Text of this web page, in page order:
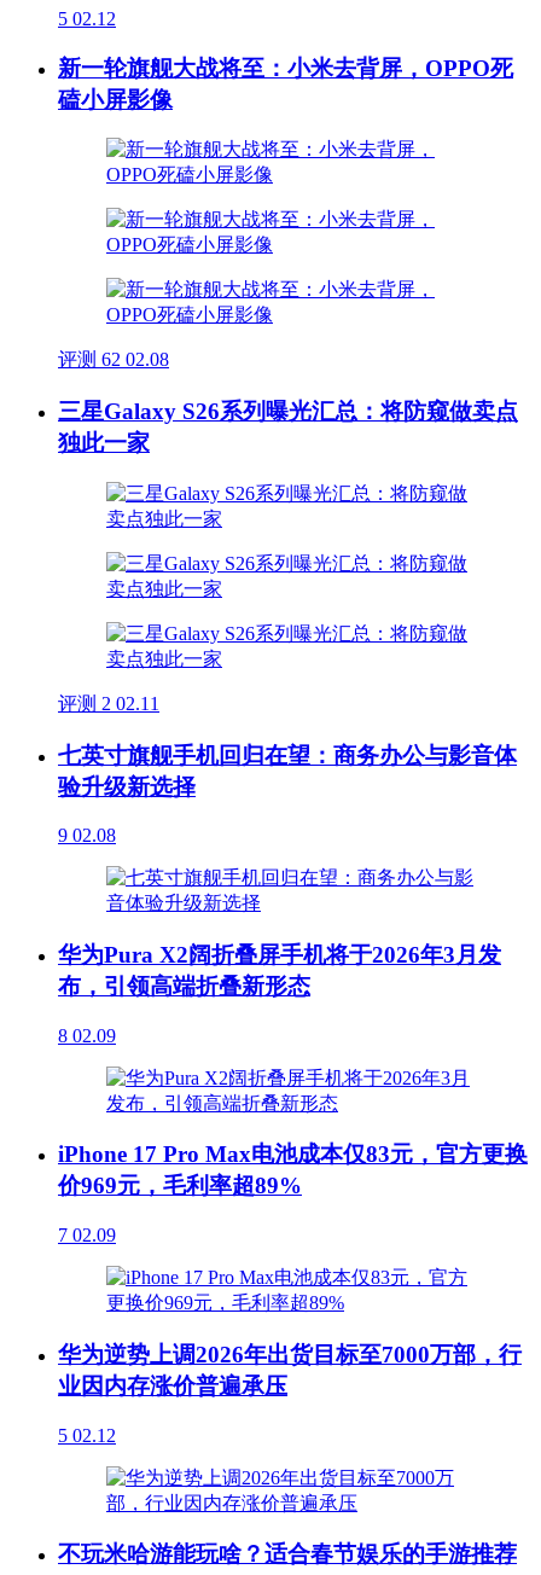
5 02.12
新一轮旗舰大战将至：小米去背屏，OPPO死
磕小屏影像
评测 62 02.08
三星Galaxy S26系列曝光汇总：将防窥做卖点
独此一家
评测 2 02.11
七英寸旗舰手机回归在望：商务办公与影音体
验升级新选择
9 02.08
华为Pura X2阔折叠屏手机将于2026年3月发
布，引领高端折叠新形态
8 02.09
iPhone 17 Pro Max电池成本仅83元，官方更换
价969元，毛利率超89%
7 02.09
华为逆势上调2026年出货目标至7000万部，行
业因内存涨价普遍承压
5 02.12
不玩米哈游能玩啥？适合春节娱乐的手游推荐